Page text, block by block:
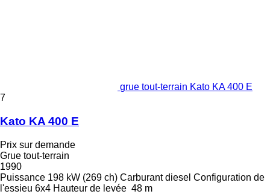
grue tout-terrain Kato KA 400 E
7
Kato KA 400 E
Prix sur demande
Grue tout-terrain
1990
Puissance 198 kW (269 ch) Carburant diesel Configuration de
l'essieu 6x4 Hauteur de levée 48 m